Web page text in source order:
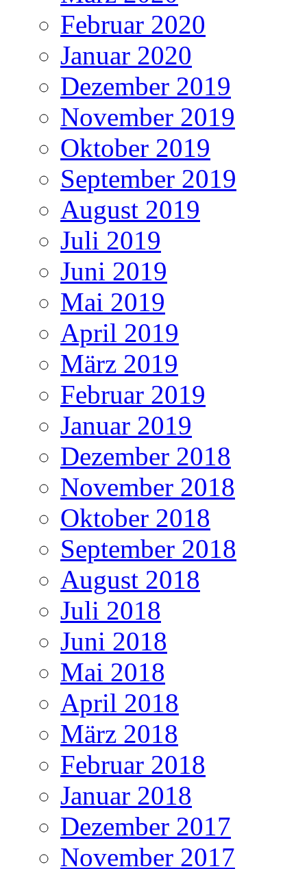
Februar 2020
Januar 2020
Dezember 2019
November 2019
Oktober 2019
September 2019
August 2019
Juli 2019
Juni 2019
Mai 2019
April 2019
März 2019
Februar 2019
Januar 2019
Dezember 2018
November 2018
Oktober 2018
September 2018
August 2018
Juli 2018
Juni 2018
Mai 2018
April 2018
März 2018
Februar 2018
Januar 2018
Dezember 2017
November 2017